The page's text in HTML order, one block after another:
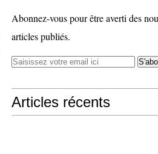
Abonnez-vous pour être averti des
articles publiés.
Articles récents